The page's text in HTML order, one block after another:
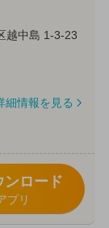
越中島 1-3-23
細情報を見る
ンロード
プリ